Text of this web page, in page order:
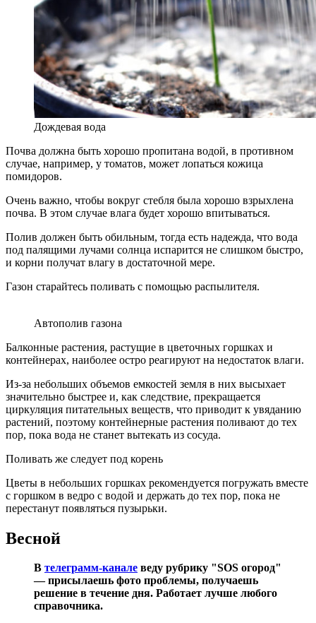
Дождевая вода
Почва должна быть хорошо пропитана водой, в противном
случае, например, у томатов, может лопаться кожица
помидоров.
Очень важно, чтобы вокруг стебля была хорошо взрыхлена
почва. В этом случае влага будет хорошо впитываться.
Полив должен быть обильным, тогда есть надежда, что вода
под палящими лучами солнца испарится не слишком быстро,
и корни получат влагу в достаточной мере.
Газон старайтесь поливать с помощью распылителя.
Автополив газона
Балконные растения, растущие в цветочных горшках и
контейнерах, наиболее остро реагируют на недостаток влаги.
Из-за небольших объемов емкостей земля в них высыхает
значительно быстрее и, как следствие, прекращается
циркуляция питательных веществ, что приводит к увяданию
растений, поэтому контейнерные растения поливают до тех
пор, пока вода не станет вытекать из сосуда.
Поливать же следует под корень
Цветы в небольших горшках рекомендуется погружать вместе
с горшком в ведро с водой и держать до тех пор, пока не
перестанут появляться пузырьки.
Весной
В телеграмм-канале веду рубрику "SOS огород"
— присылаешь фото проблемы, получаешь
решение в течение дня. Работает лучше любого
справочника.